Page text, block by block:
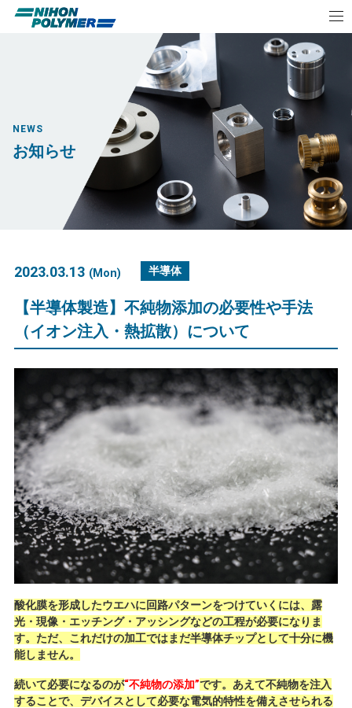
NEWS
お知らせ
2023.03.13 (Mon) 半導体
【半導体製造】不純物添加の必要性や手法
（イオン注入・熱拡散）について
酸化膜を形成したウエハに回路パターンをつけていくには、露
光・現像・エッチング・アッシングなどの工程が必要になりま
す。ただ、これだけの加工ではまだ半導体チップとして十分に機
能しません。
続いて必要になるのが“不純物の添加”です。あえて不純物を注入
することで、デバイスとして必要な電気的特性を備えさせられる